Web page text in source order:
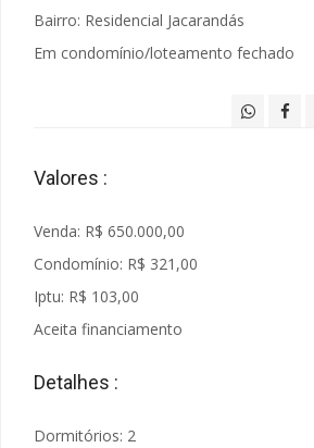
Bairro: Residencial Jacarandás
Em condomínio/loteamento fechado
Valores :
Venda: R$ 650.000,00
Condomínio: R$ 321,00
Iptu: R$ 103,00
Aceita financiamento
Detalhes :
Dormitórios: 2